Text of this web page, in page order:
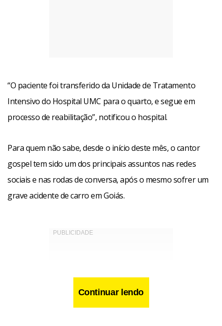
“O paciente foi transferido da Unidade de Tratamento
Intensivo do Hospital UMC para o quarto, e segue em
processo de reabilitação”, notificou o hospital.
Para quem não sabe, desde o início deste mês, o cantor
gospel tem sido um dos principais assuntos nas redes
sociais e nas rodas de conversa, após o mesmo sofrer um
grave acidente de carro em Goiás.
Continuar lendo